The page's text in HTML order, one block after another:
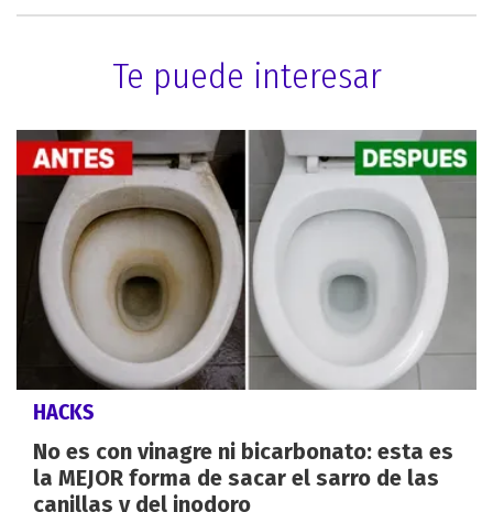
Te puede interesar
HACKS
No es con vinagre ni bicarbonato: esta es
la MEJOR forma de sacar el sarro de las
canillas y del inodoro